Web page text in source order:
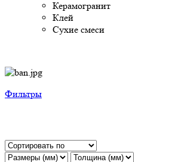
Керамогранит
Клей
Сухие смеси
Фильтры